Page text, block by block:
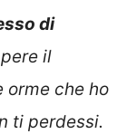
di
il
orme che ho
ti perdessi.